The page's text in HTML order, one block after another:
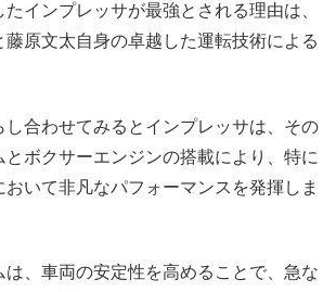
インプレッサが最強とされる理由は、
藤原文太自身の卓越した運転技術による
し合わせてみるとインプレッサは、その
とボクサーエンジンの搭載により、特に
いて非凡なパフォーマンスを発揮しま
は、車両の安定性を高めることで、急な